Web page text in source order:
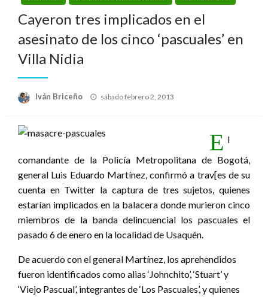
Cayeron tres implicados en el
asesinato de los cinco ‘pascuales’ en
Villa Nidia
Iván Briceño
Publicado
sábado febrero 2, 2013
E l
comandante de la Policía Metropolitana de Bogotá,
general Luis Eduardo Martínez, confirmó a trav[es de su
cuenta en Twitter la captura de tres sujetos, quienes
estarían implicados en la balacera donde murieron cinco
miembros de la banda delincuencial los pascuales el
pasado 6 de enero en la localidad de Usaquén.
De acuerdo con el general Martínez, los aprehendidos
fueron identificados como alias ‘Johnchito’, ‘Stuart’ y
‘Viejo Pascual’, integrantes de ‘Los Pascuales’, y quienes